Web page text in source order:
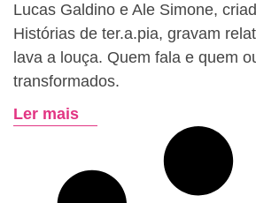
Lucas Galdino e Ale Simone,
Histórias de ter.a.pia, gravam
lava a louça. Quem fala e quem
transformados.
Ler mais